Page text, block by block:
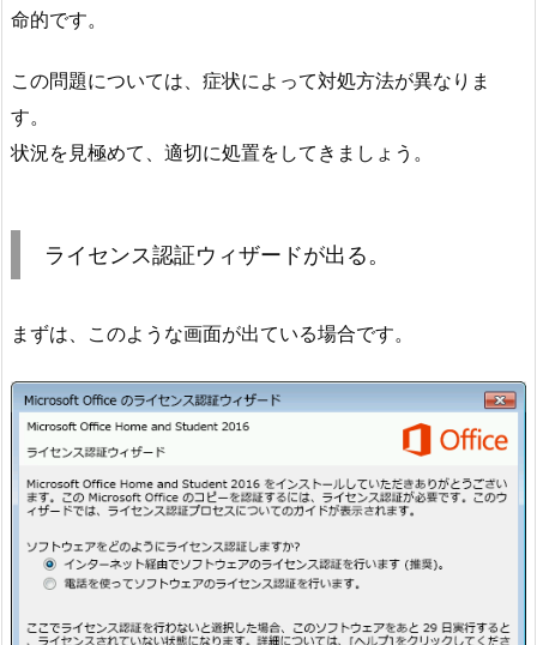
命的です。
この問題については、症状によって対処方法が異なりま
す。
状況を見極めて、適切に処置をしてきましょう。
ライセンス認証ウィザードが出る。
まずは、このような画面が出ている場合です。